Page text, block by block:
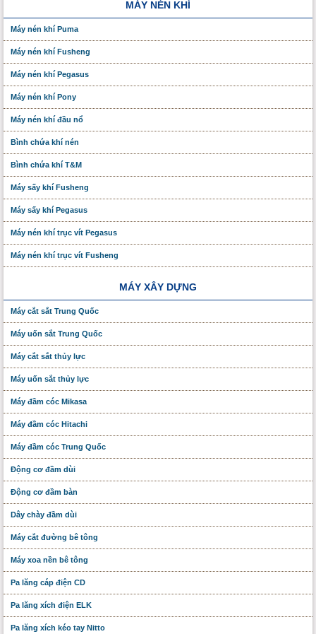
MÁY NÉN KHÍ
Máy nén khí Puma
Máy nén khí Fusheng
Máy nén khí Pegasus
Máy nén khí Pony
Máy nén khí đầu nổ
Bình chứa khí nén
Bình chứa khí T&M
Máy sấy khí Fusheng
Máy sấy khí Pegasus
Máy nén khí trục vít Pegasus
Máy nén khí trục vít Fusheng
MÁY XÂY DỰNG
Máy cắt sắt Trung Quốc
Máy uốn sắt Trung Quốc
Máy cắt sắt thủy lực
Máy uốn sắt thủy lực
Máy đầm cóc Mikasa
Máy đầm cóc Hitachi
Máy đầm cóc Trung Quốc
Động cơ đầm dùi
Động cơ đầm bàn
Dây chày đầm dùi
Máy cắt đường bê tông
Máy xoa nền bê tông
Pa lăng cáp điện CD
Pa lăng xích điện ELK
Pa lăng xích kéo tay Nitto